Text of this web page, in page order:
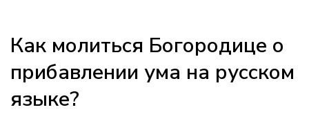
Как молиться Богородице о
прибавлении ума на русском
языке?